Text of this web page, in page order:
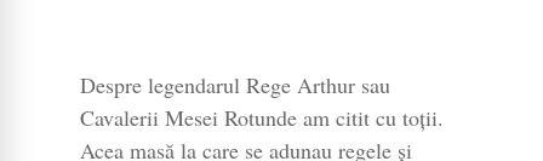
Despre legendarul Rege Arthur sau
Cavalerii Mesei Rotunde am citit cu toții.
Acea masă la care se adunau regele și